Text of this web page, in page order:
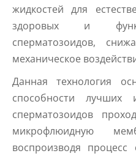
жидкостей для
здоровых и
сперматозоидов,
механическое
Данная технология
способности лучших
сперматозоидов
микрофлюидную
воспроизводя процесс